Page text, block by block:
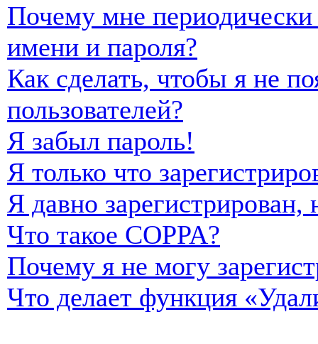
Почему мне периодически
имени и пароля?
Как сделать, чтобы я не
пользователей?
Я забыл пароль!
Я только что
Я давно
Что такое COPPA?
Почему я не могу
Что делает функция